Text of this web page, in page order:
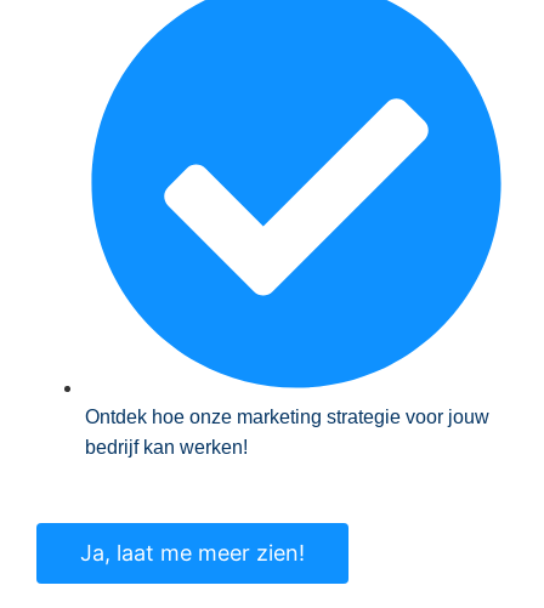
Ontdek hoe onze marketing strategie voor jouw
bedrijf kan werken!
Ja, laat me meer zien!